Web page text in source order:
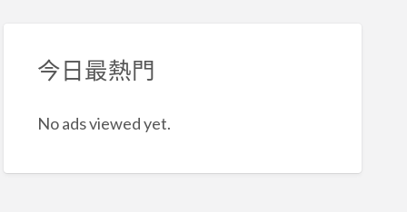
今日最熱門
No ads viewed yet.